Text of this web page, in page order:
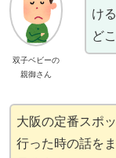
双子ベビーの
親御さん
け
ど
大阪の定番スポ
行った時の話を